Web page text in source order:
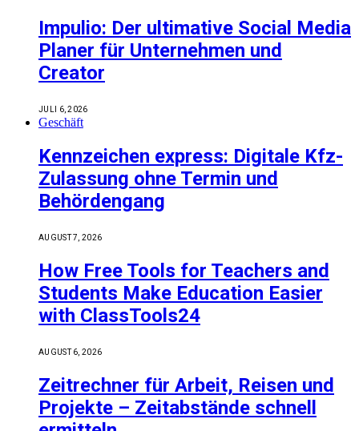
Impulio: Der ultimative Social Media
Planer für Unternehmen und
Creator
JULI 6, 2026
Geschäft
Kennzeichen express: Digitale Kfz-
Zulassung ohne Termin und
Behördengang
AUGUST 7, 2026
How Free Tools for Teachers and
Students Make Education Easier
with ClassTools24
AUGUST 6, 2026
Zeitrechner für Arbeit, Reisen und
Projekte – Zeitabstände schnell